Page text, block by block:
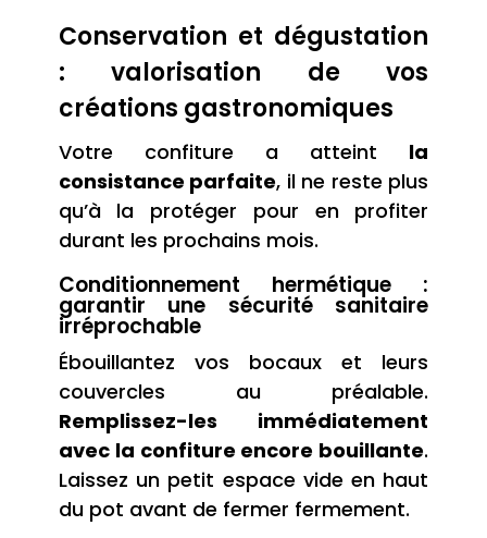
Conservation et dégustation
: valorisation de vos
créations gastronomiques
Votre confiture a atteint la
consistance parfaite, il ne reste plus
qu’à la protéger pour en profiter
durant les prochains mois.
Conditionnement hermétique :
garantir une sécurité sanitaire
irréprochable
Ébouillantez vos bocaux et leurs
couvercles au préalable.
Remplissez-les immédiatement
avec la confiture encore bouillante.
Laissez un petit espace vide en haut
du pot avant de fermer fermement.